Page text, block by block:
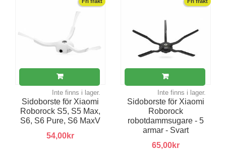
Inte finns i lager.
Sidoborste för Xiaomi
Roborock S5, S5 Max,
S6, S6 Pure, S6 MaxV
54,00kr
Inte finns i lager.
Sidoborste för Xiaomi
Roborock
robotdammsugare - 5
armar - Svart
65,00kr